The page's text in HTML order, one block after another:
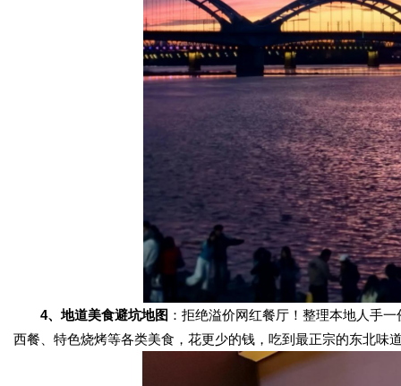
4、地道美食避坑地图 ：拒绝溢价网红餐厅！整理本地人手
西餐、特色烧烤等各类美食，花更少的钱，吃到最正宗的东北味